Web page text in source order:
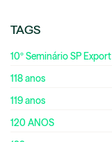
TAGS
10º Seminário SP Export
118 anos
119 anos
120 ANOS